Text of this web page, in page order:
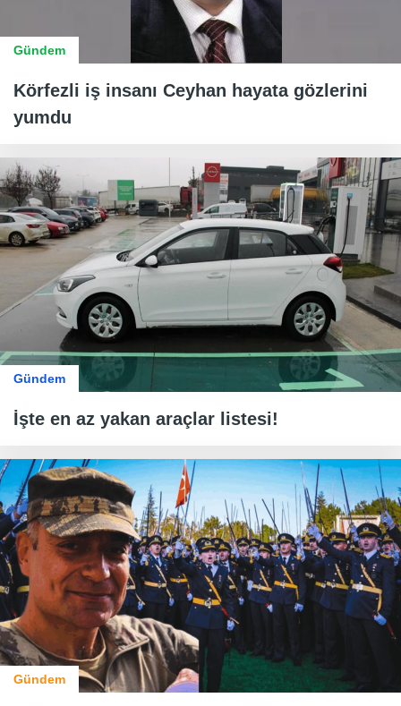
Gündem
Körfezli iş insanı Ceyhan hayata gözlerini
yumdu
Gündem
İşte en az yakan araçlar listesi!
Gündem